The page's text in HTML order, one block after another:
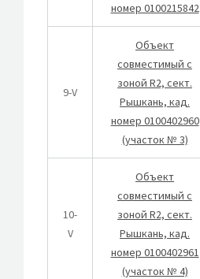
номер 0100215842
9-V
Объект
совместимый с
зоной R2, сект.
Рышкань, кад.
номер 0100402960
(участок № 3)
10-
V
Объект
совместимый с
зоной R2, сект.
Рышкань, кад.
номер 0100402961
(участок № 4)